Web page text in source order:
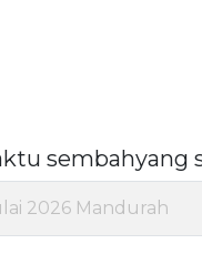
sembahyang
2026 Mandurah